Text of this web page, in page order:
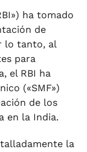
ha tomado
de
lo tanto, al
para
el RBI ha
(«SMF»)
de los
en la India.
la